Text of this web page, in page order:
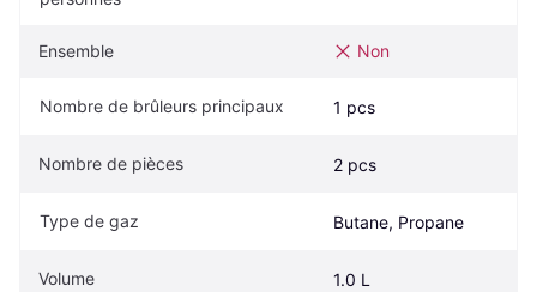
Ensemble Non
Nombre de brûleurs principaux 1 pcs
Nombre de pièces 2 pcs
Type de gaz Butane, Propane
Volume 1.0 L